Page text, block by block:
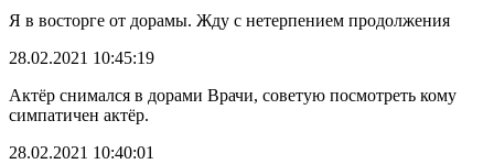
Я в восторге от дорамы. Жду с нетерпением продолжения
28.02.2021 10:45:19
Актёр снимался в дорами Врачи, советую посмотреть кому
симпатичен актёр.
28.02.2021 10:40:01